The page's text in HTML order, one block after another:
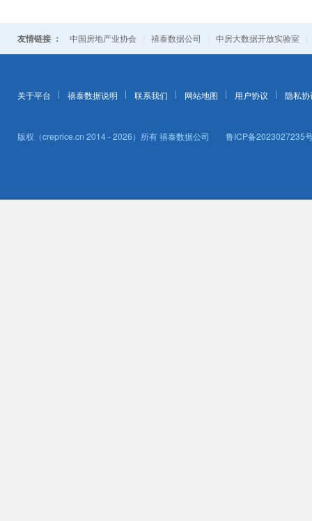
+
友情链接 ： 中国房地产业协会 禧泰数据公司 中房大数据开放实验室
关于平台 禧泰数据说明 联系我们 网站地图 用户协议 隐私协
版权（creprice.cn 2014 - 2026）所有禧泰数据公司 鲁ICP备2023027235